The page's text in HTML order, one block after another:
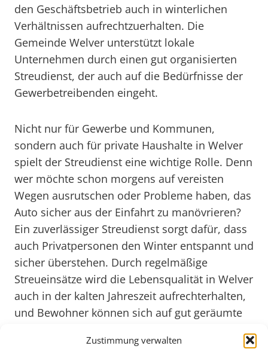
Zustimmung verwalten
den Geschäftsbetrieb auch in winterlichen
Verhältnissen aufrechtzuerhalten. Die
Gemeinde Welver unterstützt lokale
Unternehmen durch einen gut organisierten
Streudienst, der auch auf die Bedürfnisse der
Gewerbetreibenden eingeht.
Nicht nur für Gewerbe und Kommunen,
sondern auch für private Haushalte in Welver
spielt der Streudienst eine wichtige Rolle. Denn
wer möchte schon morgens auf vereisten
Wegen ausrutschen oder Probleme haben, das
Auto sicher aus der Einfahrt zu manövrieren?
Ein zuverlässiger Streudienst sorgt dafür, dass
auch Privatpersonen den Winter entspannt und
sicher überstehen. Durch regelmäßige
Streueinsätze wird die Lebensqualität in Welver
auch in der kalten Jahreszeit aufrechterhalten,
und Bewohner können sich auf gut geräumte